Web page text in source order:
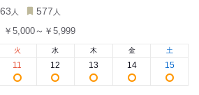
63 人 577 人
￥5,000～￥5,999
火
11
水
12
木
13
金
14
土
15